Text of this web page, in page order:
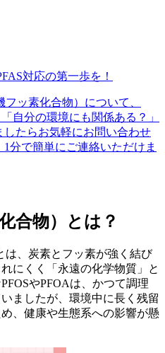
対応の第一歩を！
ッ素化合物）について、
自分の環境にも関係ある？」
たらお気軽にお問い合わせ
分で簡単にご連絡いただけま
合物）とは？
は、炭素とフッ素が強く結び
にくく「永遠の化学物質」と
やPFOAは、かつて調理
ましたが、環境中に長く残留
、健康や生態系への影響が懸